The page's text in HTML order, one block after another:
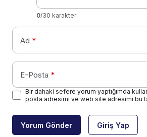
0/30 karakter
Ad *
E-Posta *
Bir dahaki sefere yorum yaptığımda
posta adresimi ve web site adresimi bu
Yorum Gönder Giriş Yap